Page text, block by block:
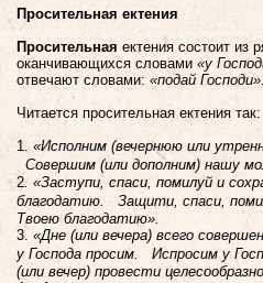
Просительная ектения
Просительная ектения состоит из
оканчивающихся словами «у
отвечают словами: «подай Господи».
Читается просительная ектения так:
1. «Исполним (вечернюю или
Совершим (или дополним) нашу
2. «Заступи, спаси, помилуй и
благодатию. Защити, спаси,
Твоею благодатию».
3. «Дне (или вечера) всего
у Господа просим. Испросим у
(или вечер) провести